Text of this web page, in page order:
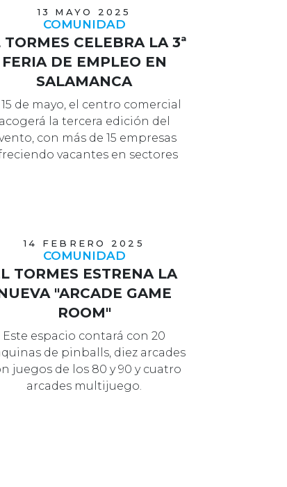
13 MAYO 2025
COMUNIDAD
TORMES CELEBRA LA 3ª
FERIA DE EMPLEO EN
SALAMANCA
15 de mayo, el centro comercial
acogerá la tercera edición del
con más de 15 empresas
vacantes en sectores
14 FEBRERO 2025
COMUNIDAD
TORMES ESTRENA LA
"ARCADE GAME
ROOM"
Este espacio contará con 20
de pinballs, diez arcades
juegos de los 80 y 90 y cuatro
arcades multijuego.